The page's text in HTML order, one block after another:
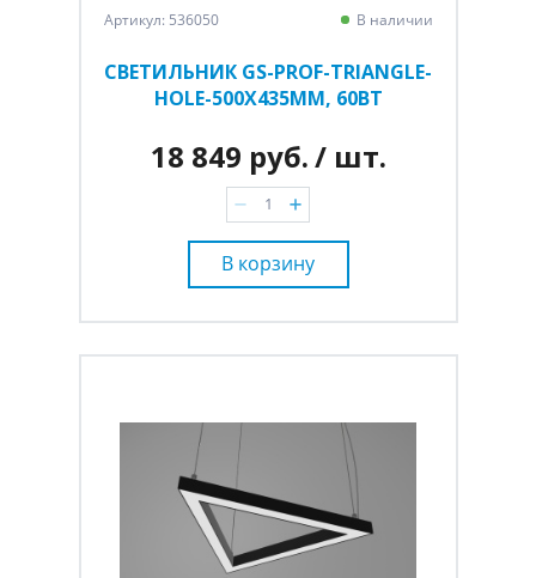
Артикул: 536050 В наличии
СВЕТИЛЬНИК GS-PROF-TRIANGLE-
HOLE-500Х435ММ, 60ВТ
18 849 руб./ шт.
В корзину